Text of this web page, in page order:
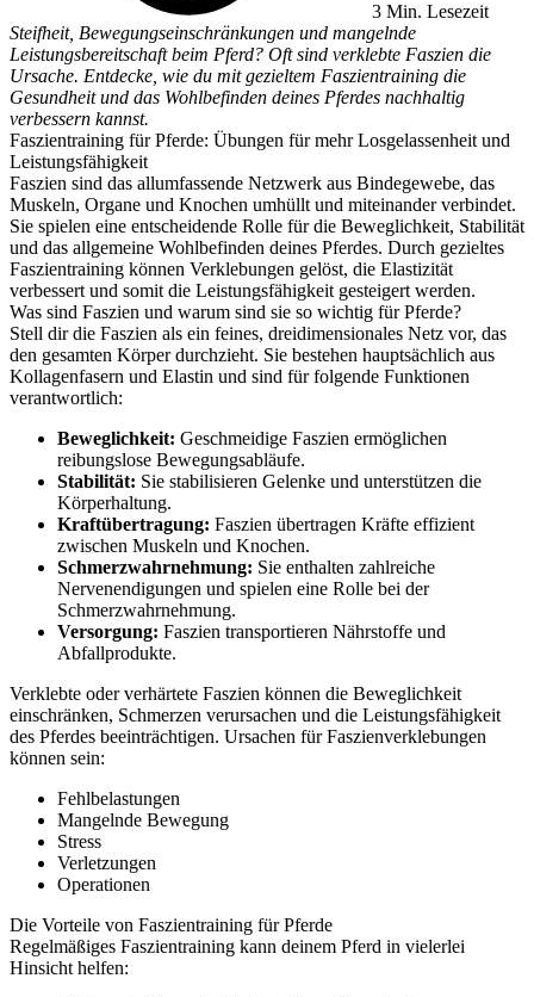
3 Min. Lesezeit
Steifheit, Bewegungseinschränkungen und mangelnde
Leistungsbereitschaft beim Pferd? Oft sind verklebte Faszien die
Ursache. Entdecke, wie du mit gezieltem Faszientraining die
Gesundheit und das Wohlbefinden deines Pferdes nachhaltig
verbessern kannst.
Faszientraining für Pferde: Übungen für mehr Losgelassenheit und
Leistungsfähigkeit
Faszien sind das allumfassende Netzwerk aus Bindegewebe, das
Muskeln, Organe und Knochen umhüllt und miteinander verbindet.
Sie spielen eine entscheidende Rolle für die Beweglichkeit, Stabilität
und das allgemeine Wohlbefinden deines Pferdes. Durch gezieltes
Faszientraining können Verklebungen gelöst, die Elastizität
verbessert und somit die Leistungsfähigkeit gesteigert werden.
Was sind Faszien und warum sind sie so wichtig für Pferde?
Stell dir die Faszien als ein feines, dreidimensionales Netz vor, das
den gesamten Körper durchzieht. Sie bestehen hauptsächlich aus
Kollagenfasern und Elastin und sind für folgende Funktionen
verantwortlich:
Beweglichkeit: Geschmeidige Faszien ermöglichen
reibungslose Bewegungsabläufe.
Stabilität: Sie stabilisieren Gelenke und unterstützen die
Körperhaltung.
Kraftübertragung: Faszien übertragen Kräfte effizient
zwischen Muskeln und Knochen.
Schmerzwahrnehmung: Sie enthalten zahlreiche
Nervenendigungen und spielen eine Rolle bei der
Schmerzwahrnehmung.
Versorgung: Faszien transportieren Nährstoffe und
Abfallprodukte.
Verklebte oder verhärtete Faszien können die Beweglichkeit
einschränken, Schmerzen verursachen und die Leistungsfähigkeit
des Pferdes beeinträchtigen. Ursachen für Faszienverklebungen
können sein:
Fehlbelastungen
Mangelnde Bewegung
Stress
Verletzungen
Operationen
Die Vorteile von Faszientraining für Pferde
Regelmäßiges Faszientraining kann deinem Pferd in vielerlei
Hinsicht helfen: